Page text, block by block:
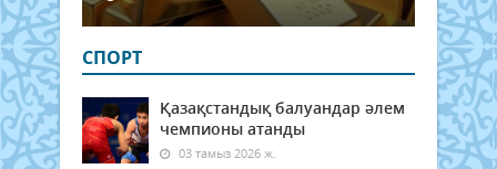
СПОРТ
Қазақстандық балуандар әлем
чемпионы атанды
03 тамыз 2026 ж.